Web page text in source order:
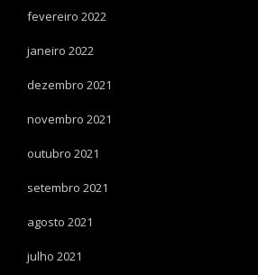
fevereiro 2022
janeiro 2022
dezembro 2021
novembro 2021
outubro 2021
setembro 2021
agosto 2021
julho 2021